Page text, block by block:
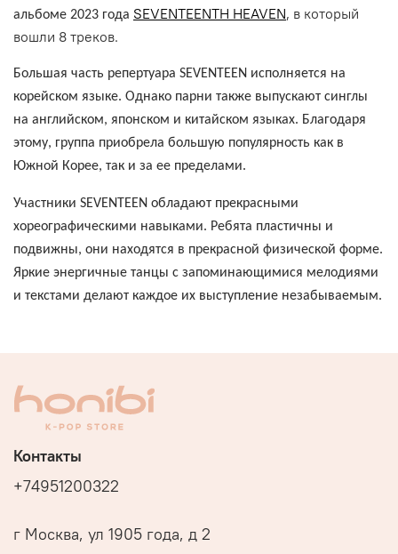
альбоме 2023 года SEVENTEENTH HEAVEN, в который
вошли 8 треков.
Большая часть репертуара SEVENTEEN исполняется на
корейском языке. Однако парни также выпускают синглы
на английском, японском и китайском языках. Благодаря
этому, группа приобрела большую популярность как в
Южной Корее, так и за ее пределами.
Участники SEVENTEEN обладают прекрасными
хореографическими навыками. Ребята пластичны и
подвижны, они находятся в прекрасной физической форме.
Яркие энергичные танцы с запоминающимися мелодиями
и текстами делают каждое их выступление незабываемым.
Контакты
+74951200322
г Москва, ул 1905 года, д 2